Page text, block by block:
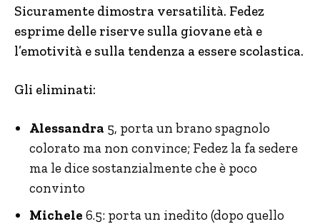
Sicuramente dimostra versatilità. Fedez
esprime delle riserve sulla giovane età e
l’emotività e sulla tendenza a essere scolastica.
Gli eliminati:
Alessandra 5, porta un brano spagnolo
colorato ma non convince; Fedez la fa sedere
ma le dice sostanzialmente che è poco
convinto
Michele 6.5: porta un inedito (dopo quello